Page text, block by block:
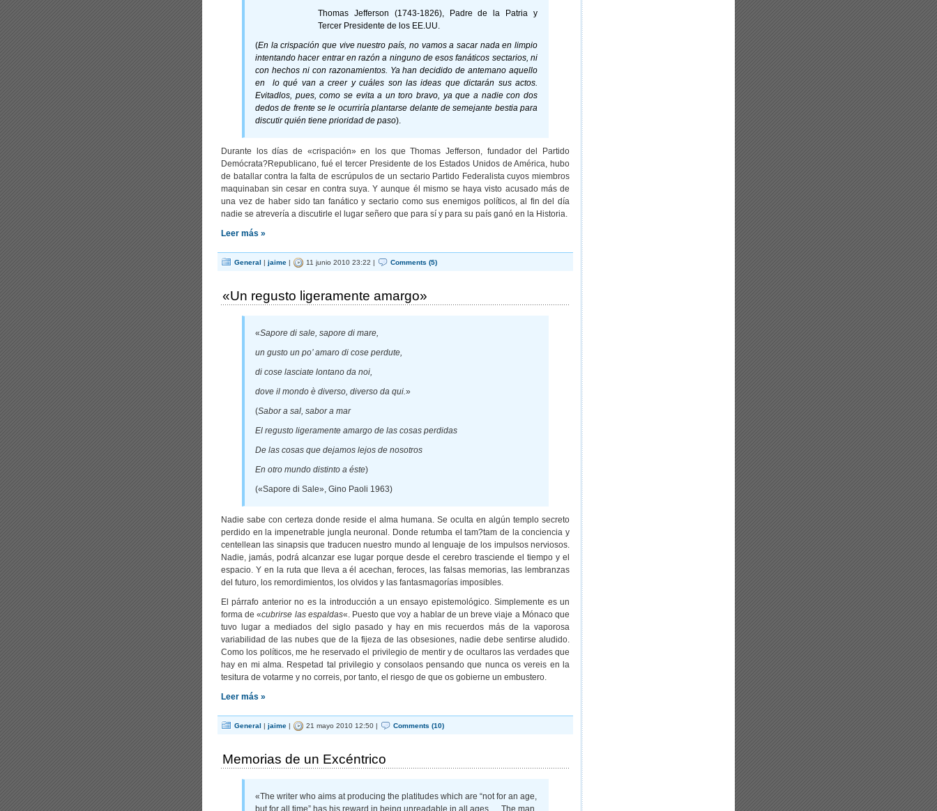
Thomas Jefferson (1743-1826), Padre de la Patria y
Tercer Presidente de los EE.UU.
(En la crispación que vive nuestro país, no vamos a sacar nada en limpio
intentando hacer entrar en razón a ninguno de esos fanáticos sectarios, ni
con hechos ni con razonamientos. Ya han decidido de antemano aquello
en lo qué van a creer y cuáles son las ideas que dictarán sus actos.
Evitadlos, pues, como se evita a un toro bravo, ya que a nadie con dos
dedos de frente se le ocurriría plantarse delante de semejante bestia para
discutir quién tiene prioridad de paso).
Durante los días de «crispación» en los que Thomas Jefferson, fundador del Partido
Demócrata?Republicano, fué el tercer Presidente de los Estados Unidos de América, hubo
de batallar contra la falta de escrúpulos de un sectario Partido Federalista cuyos miembros
maquinaban sin cesar en contra suya. Y aunque él mismo se haya visto acusado más de
una vez de haber sido tan fanático y sectario como sus enemigos políticos, al fin del día
nadie se atrevería a discutirle el lugar señero que para sí y para su país ganó en la Historia.
Leer más »
General | jaime | 11 junio 2010 23:22 | Comments (5)
«Un regusto ligeramente amargo»
«Sapore di sale, sapore di mare,
un gusto un po’ amaro di cose perdute,
di cose lasciate lontano da noi,
dove il mondo è diverso, diverso da qui.»
(Sabor a sal, sabor a mar
El regusto ligeramente amargo de las cosas perdidas
De las cosas que dejamos lejos de nosotros
En otro mundo distinto a éste)
(«Sapore di Sale», Gino Paoli 1963)
Nadie sabe con certeza donde reside el alma humana. Se oculta en algún templo secreto
perdido en la impenetrable jungla neuronal. Donde retumba el tam?tam de la conciencia y
centellean las sinapsis que traducen nuestro mundo al lenguaje de los impulsos nerviosos.
Nadie, jamás, podrá alcanzar ese lugar porque desde el cerebro trasciende el tiempo y el
espacio. Y en la ruta que lleva a él acechan, feroces, las falsas memorias, las lembranzas
del futuro, los remordimientos, los olvidos y las fantasmagorías imposibles.
El párrafo anterior no es la introducción a un ensayo epistemológico. Simplemente es un
forma de «cubrirse las espaldas«. Puesto que voy a hablar de un breve viaje a Mónaco que
tuvo lugar a mediados del siglo pasado y hay en mis recuerdos más de la vaporosa
variabilidad de las nubes que de la fijeza de las obsesiones, nadie debe sentirse aludido.
Como los políticos, me he reservado el privilegio de mentir y de ocultaros las verdades que
hay en mi alma. Respetad tal privilegio y consolaos pensando que nunca os vereis en la
tesitura de votarme y no correis, por tanto, el riesgo de que os gobierne un embustero.
Leer más »
General | jaime | 21 mayo 2010 12:50 | Comments (10)
Memorias de un Excéntrico
«The writer who aims at producing the platitudes which are “not for an age,
but for all time” has his reward in being unreadable in all ages…. The man